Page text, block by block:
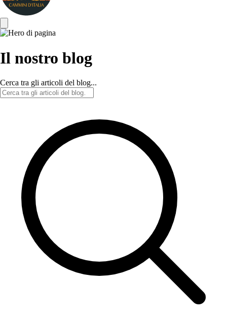
Il nostro blog
Cerca tra gli articoli del blog...